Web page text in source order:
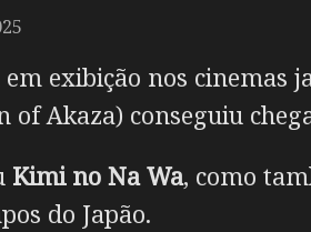
exibição nos cinemas
of Akaza) conseguiu
Kimi no Na Wa, como
do Japão.